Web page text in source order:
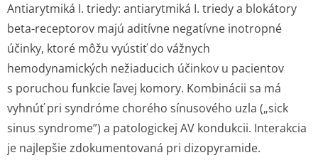
Antiarytmiká I. triedy: antiarytmiká I. triedy a blokátory
beta-receptorov majú aditívne negatívne inotropné
účinky, ktoré môžu vyústiť do vážnych
hemodynamických nežiaducich účinkov u pacientov
s poruchou funkcie ľavej komory. Kombinácii sa má
vyhnúť pri syndróme chorého sínusového uzla („sick
sinus syndrome”) a patologickej AV kondukcii. Interakcia
je najlepšie zdokumentovaná pri dizopyramide.